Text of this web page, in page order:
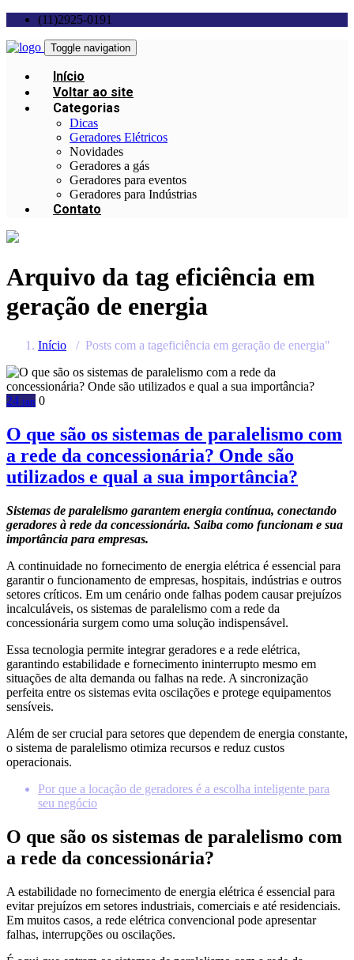
(11)2925-0191
Toggle navigation
Início
Voltar ao site
Categorias
Dicas
Geradores Elétricos
Novidades
Geradores a gás
Geradores para eventos
Geradores para Indústrias
Contato
Arquivo da tag eficiência em
geração de energia
Início / Posts com a tageficiência em geração de energia"
24 jan 0
O que são os sistemas de paralelismo com
a rede da concessionária? Onde são
utilizados e qual a sua importância?
Sistemas de paralelismo garantem energia contínua, conectando
geradores à rede da concessionária. Saiba como funcionam e sua
importância para empresas.
A continuidade no fornecimento de energia elétrica é essencial para
garantir o funcionamento de empresas, hospitais, indústrias e outros
setores críticos. Em um cenário onde falhas podem causar prejuízos
incalculáveis, os sistemas de paralelismo com a rede da
concessionária surgem como uma solução indispensável.
Essa tecnologia permite integrar geradores e a rede elétrica,
garantindo estabilidade e fornecimento ininterrupto mesmo em
situações de alta demanda ou falhas na rede. A sincronização
perfeita entre os sistemas evita oscilações e protege equipamentos
sensíveis.
Além de ser crucial para setores que dependem de energia constante,
o sistema de paralelismo otimiza recursos e reduz custos
operacionais.
Por que a locação de geradores é a escolha inteligente para
seu negócio
O que são os sistemas de paralelismo com
a rede da concessionária?
A estabilidade no fornecimento de energia elétrica é essencial para
evitar prejuízos em setores industriais, comerciais e até residenciais.
Em muitos casos, a rede elétrica convencional pode apresentar
falhas, interrupções ou oscilações.